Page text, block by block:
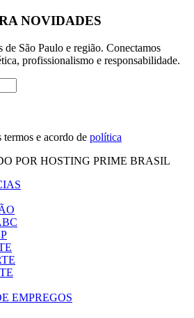
NOVIDADES
de São Paulo e região. Conectamos
profissionalismo e responsabilidade.
e acordo de política
POR HOSTING PRIME BRASIL
EMPREGOS